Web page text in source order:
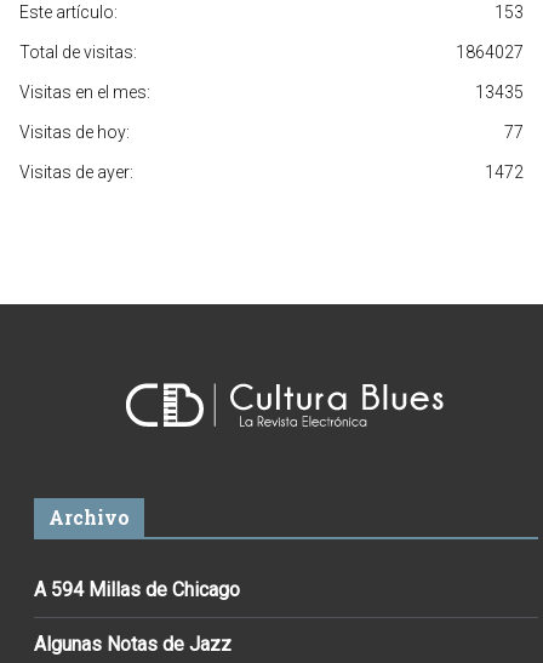
153
Este artículo:
1864027
Total de visitas:
13435
Visitas en el mes:
77
Visitas de hoy:
1472
Visitas de ayer:
Archivo
A 594 Millas de Chicago
Algunas Notas de Jazz